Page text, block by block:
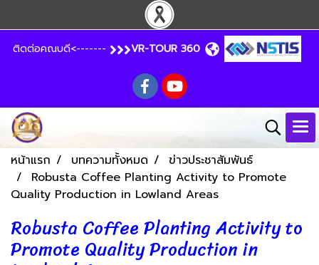
ติดต่อคณบดี<------- VR-TOUR 360
หน้าแรก บทความทั้งหมด
ข่าวประชาสัมพันธ์
Robusta Coffee Planting Activity to Promote
Quality Production in Lowland Areas
Robusta Coffee Planting Activity to
Promote Quality Production in